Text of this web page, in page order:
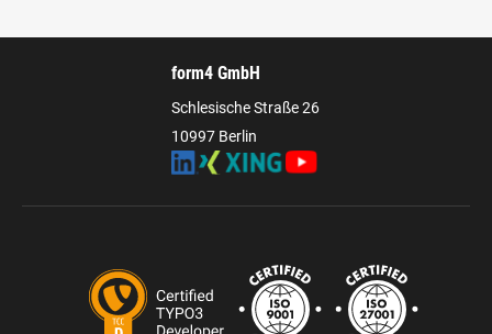
form4 GmbH
Schlesische Straße 26
10997 Berlin